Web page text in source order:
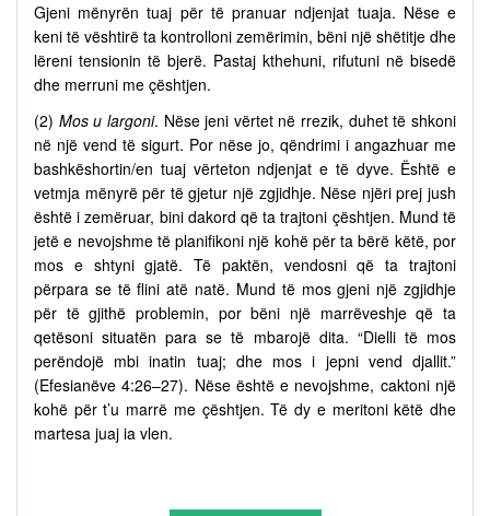
Gjeni mënyrën tuaj për të pranuar ndjenjat tuaja. Nëse e
keni të vështirë ta kontrolloni zemërimin, bëni një shëtitje dhe
lëreni tensionin të bjerë. Pastaj kthehuni, rifutuni në bisedë
dhe merruni me çështjen.
(2) Mos u largoni. Nëse jeni vërtet në rrezik, duhet të shkoni
në një vend të sigurt. Por nëse jo, qëndrimi i angazhuar me
bashkëshortin/en tuaj vërteton ndjenjat e të dyve. Është e
vetmja mënyrë për të gjetur një zgjidhje. Nëse njëri prej jush
është i zemëruar, bini dakord që ta trajtoni çështjen. Mund të
jetë e nevojshme të planifikoni një kohë për ta bërë këtë, por
mos e shtyni gjatë. Të paktën, vendosni që ta trajtoni
përpara se të flini atë natë. Mund të mos gjeni një zgjidhje
për të gjithë problemin, por bëni një marrëveshje që ta
qetësoni situatën para se të mbarojë dita. “Dielli të mos
perëndojë mbi inatin tuaj; dhe mos i jepni vend djallit.”
(Efesianëve 4:26–27). Nëse është e nevojshme, caktoni një
kohë për t’u marrë me çështjen. Të dy e meritoni këtë dhe
martesa juaj ia vlen.